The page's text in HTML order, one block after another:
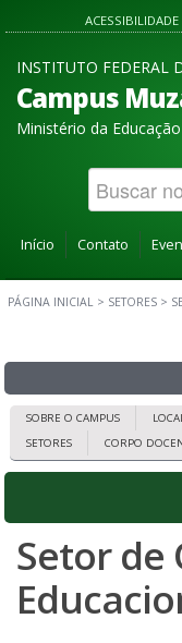
ACESSIBILIDADE
INSTITUTO FEDERAL
Campus
Ministério da Educação
Início Contato
PÁGINA INICIAL > SETORES >
SOBRE O CAMPUS
SETORES
CORPO
Setor de